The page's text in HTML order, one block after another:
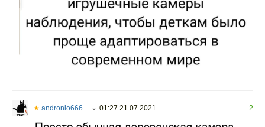
★ andronio666 ○ 01:27 21.07.2021 +2